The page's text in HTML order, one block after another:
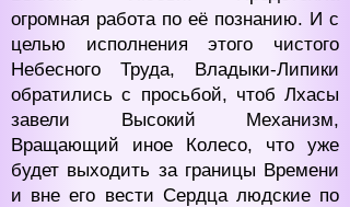
огромная работа по её познанию. И с
целью исполнения этого чистого
Небесного Труда, Владыки-Липики
обратились с просьбой, чтоб Лхасы
завели Высокий Механизм,
Вращающий иное Колесо, что уже
будет выходить за границы Времени
и вне его вести Сердца людские по